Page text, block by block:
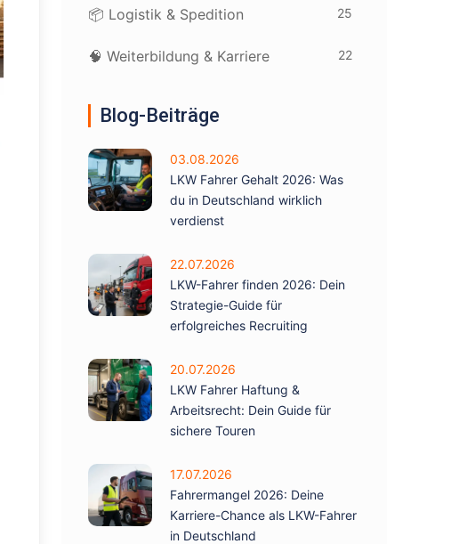
📦 Logistik & Spedition 25
🧠 Weiterbildung & Karriere 22
Blog-Beiträge
03.08.2026
LKW Fahrer Gehalt 2026: Was
du in Deutschland wirklich
verdienst
22.07.2026
LKW-Fahrer finden 2026: Dein
Strategie-Guide für
erfolgreiches Recruiting
20.07.2026
LKW Fahrer Haftung &
Arbeitsrecht: Dein Guide für
sichere Touren
17.07.2026
Fahrermangel 2026: Deine
Karriere-Chance als LKW-Fahrer
in Deutschland